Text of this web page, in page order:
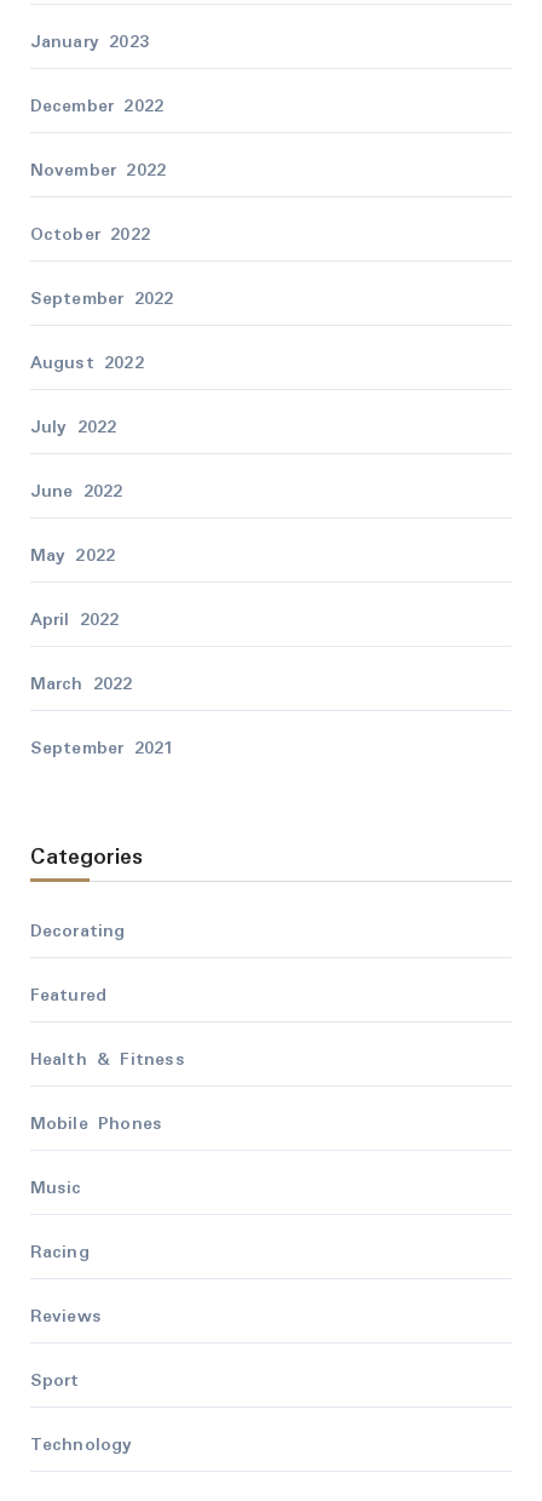
January 2023
December 2022
November 2022
October 2022
September 2022
August 2022
July 2022
June 2022
May 2022
April 2022
March 2022
September 2021
Categories
Decorating
Featured
Health & Fitness
Mobile Phones
Music
Racing
Reviews
Sport
Technology